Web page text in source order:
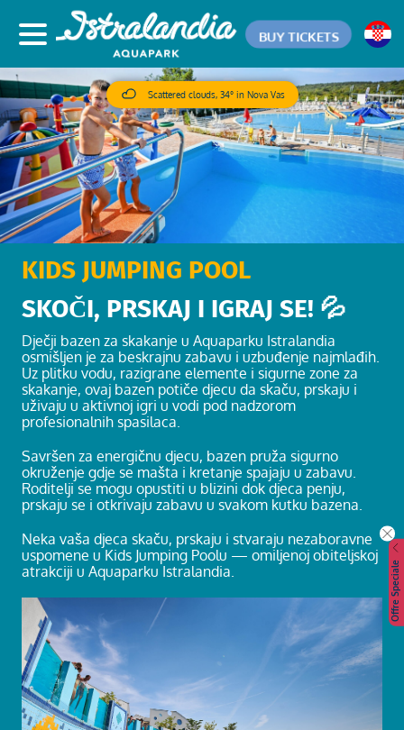
BUY TICKETS
Scattered clouds, 34° in Nova Vas
Offre Speciale
KIDS JUMPING POOL
SKOČI, PRSKAJ I IGRAJ SE! 💦
Dječji bazen za skakanje u Aquaparku Istralandia
osmišljen je za beskrajnu zabavu i uzbuđenje najmlađih.
Uz plitku vodu, razigrane elemente i sigurne zone za
skakanje, ovaj bazen potiče djecu da skaču, prskaju i
uživaju u aktivnoj igri u vodi pod nadzorom
profesionalnih spasilaca.
Savršen za energičnu djecu, bazen pruža sigurno
okruženje gdje se mašta i kretanje spajaju u zabavu.
Roditelji se mogu opustiti u blizini dok djeca penju,
prskaju se i otkrivaju zabavu u svakom kutku bazena.
Neka vaša djeca skaču, prskaju i stvaraju nezaboravne
uspomene u Kids Jumping Poolu — omiljenoj obiteljskoj
atrakciji u Aquaparku Istralandia.